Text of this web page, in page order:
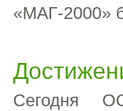
«МАГ-2000»
Сегодня